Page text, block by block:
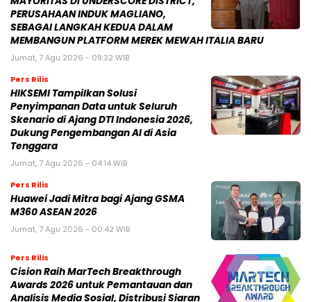
PERUSAHAAN INDUK MAGLIANO,
SEBAGAI LANGKAH KEDUA DALAM
MEMBANGUN PLATFORM MEREK MEWAH ITALIA BARU
Jumat, 7 Agu 2026 - 09:32 WIB
Pers Rilis
HIKSEMI Tampilkan Solusi
Penyimpanan Data untuk Seluruh
Skenario di Ajang DTI Indonesia 2026,
Dukung Pengembangan AI di Asia
Tenggara
Jumat, 7 Agu 2026 - 04:14 WIB
Pers Rilis
Huawei Jadi Mitra bagi Ajang GSMA
M360 ASEAN 2026
Jumat, 7 Agu 2026 - 00:42 WIB
Pers Rilis
Cision Raih MarTech Breakthrough
Awards 2026 untuk Pemantauan dan
Analisis Media Sosial, Distribusi Siaran